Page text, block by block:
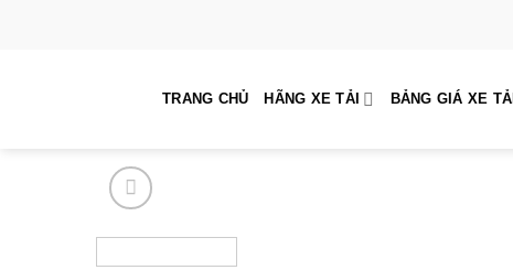
TRANG CHỦ HÃNG XE TẢI BẢNG GIÁ XE TẢI